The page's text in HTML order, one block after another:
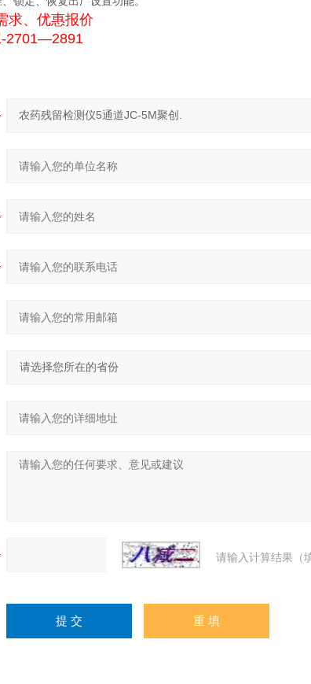
求、优惠报价
2701—2891
请输入计算结果（